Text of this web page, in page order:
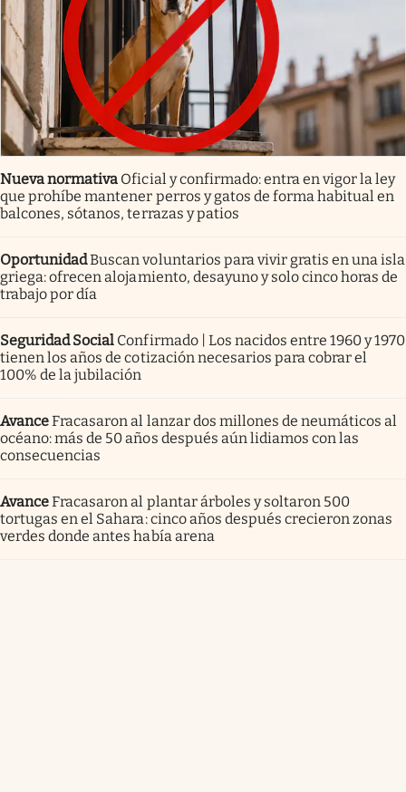
Nueva normativa Oficial y confirmado: entra en vigor la ley
que prohíbe mantener perros y gatos de forma habitual en
balcones, sótanos, terrazas y patios
OportunidadBuscan voluntarios para vivir gratis en una isla
griega: ofrecen alojamiento, desayuno y solo cinco horas de
trabajo por día
Seguridad Social Confirmado | Los nacidos entre 1960 y 1970
tienen los años de cotización necesarios para cobrar el
100% de la jubilación
AvanceFracasaron al lanzar dos millones de neumáticos al
océano: más de 50 años después aún lidiamos con las
consecuencias
AvanceFracasaron al plantar árboles y soltaron 500
tortugas en el Sahara: cinco años después crecieron zonas
verdes donde antes había arena